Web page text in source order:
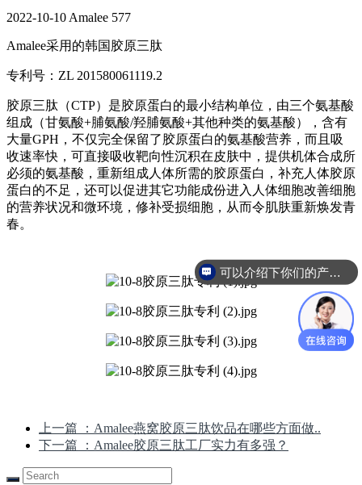
2022-10-10 Amalee 577
Amalee采用的韩国胶原三肽
专利号：ZL 201580061119.2
胶原三肽（CTP）是胶原蛋白的最小结构单位，由三个氨基酸
组成（甘氨酸+脯氨酸/羟脯氨酸+其他种类的氨基酸），含有
大量GPH，不仅完全保留了胶原蛋白的氨基酸营养，而且吸
收速率快，可直接吸收靶向性沉积在皮肤中，提供机体合成所
必须的氨基酸，重新组成人体所需的胶原蛋白，补充人体胶原
蛋白的不足，还可以促进其它功能成份进入人体细胞改善细胞
的营养状况和微环境，修补受损细胞，从而令肌肤重新焕发青
春。
上一篇
：Amalee燕窝胶原三肽饮品在哪些方面做..
下一篇
：Amalee胶原三肽工厂实力有多强？
可以介绍下你们的产品么